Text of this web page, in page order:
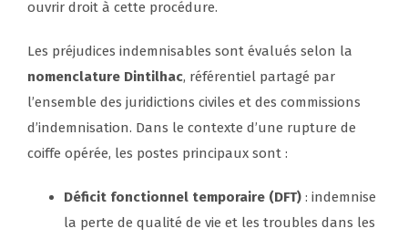
ouvrir droit à cette procédure.
Les préjudices indemnisables sont évalués selon la
nomenclature Dintilhac, référentiel partagé par
l’ensemble des juridictions civiles et des commissions
d’indemnisation. Dans le contexte d’une rupture de
coiffe opérée, les postes principaux sont :
Déficit fonctionnel temporaire (DFT) : indemnise
la perte de qualité de vie et les troubles dans les